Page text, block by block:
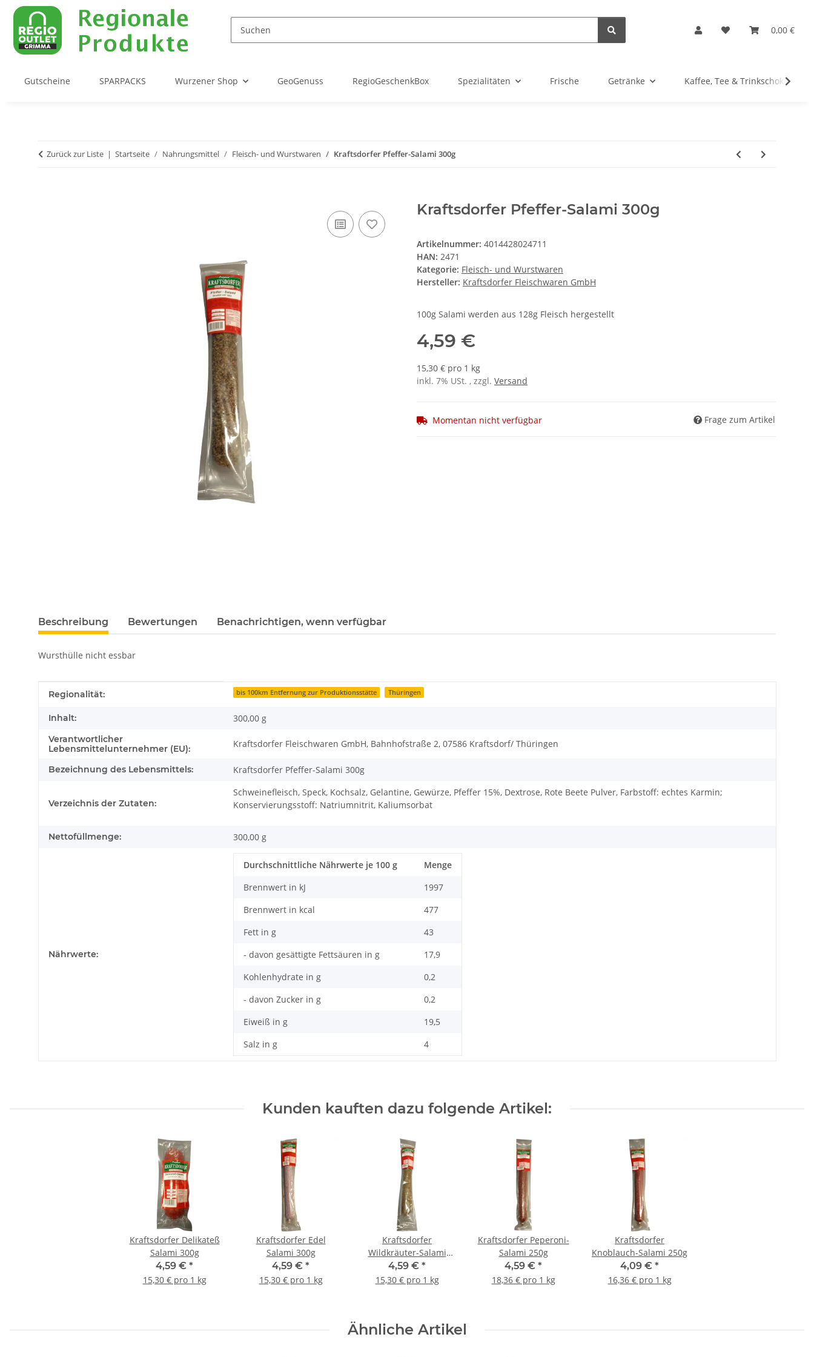
0,00 €
Gutscheine SPARPACKS Wurzener Shop GeoGenuss RegioGeschenkBox Spezialitäten Frische Getränke Kaffee, Tee & Trinkschokolade
Zurück zur Liste Startseite Nahrungsmittel Fleisch- und Wurstwaren Kraftsdorfer Pfeffer-Salami 300g
Kraftsdorfer Pfeffer-Salami 300g
Artikelnummer: 4014428024711
HAN: 2471
Kategorie: Fleisch- und Wurstwaren
Hersteller: Kraftsdorfer Fleischwaren GmbH
100g Salami werden aus 128g Fleisch hergestellt
4,59 €
15,30 € pro 1 kg
inkl. 7% USt. , zzgl. Versand
Momentan nicht verfügbar Frage zum Artikel
Beschreibung Bewertungen Benachrichtigen, wenn verfügbar
Wursthülle nicht essbar
Produkteigenschaft
Wert
Regionalität: bis 100km Entfernung zur Produktionsstätte Thüringen
Inhalt: 300,00 g
Verantwortlicher
Lebensmittelunternehmer (EU):
Kraftsdorfer Fleischwaren GmbH, Bahnhofstraße 2, 07586 Kraftsdorf/ Thüringen
Bezeichnung des Lebensmittels: Kraftsdorfer Pfeffer-Salami 300g
Verzeichnis der Zutaten:
Schweinefleisch, Speck, Kochsalz, Gelantine, Gewürze, Pfeffer 15%, Dextrose, Rote Beete Pulver, Farbstoff: echtes Karmin;
Konservierungsstoff: Natriumnitrit, Kaliumsorbat
Nettofüllmenge: 300,00 g
Nährwerte:
Durchschnittliche Nährwerte je 100 g
Menge
Brennwert in kJ
1997
Brennwert in kcal
477
Fett in g
43
- davon gesättigte Fettsäuren in g
17,9
Kohlenhydrate in g
0,2
- davon Zucker in g
0,2
Eiweiß in g
19,5
Salz in g
4
Kunden kauften dazu folgende Artikel:
Kraftsdorfer Delikateß
Salami 300g
4,59 € *
15,30 € pro 1 kg
Kraftsdorfer Edel
Salami 300g
4,59 € *
15,30 € pro 1 kg
Kraftsdorfer
Wildkräuter-Salami
300g
4,59 € *
15,30 € pro 1 kg
Kraftsdorfer Peperoni-
Salami 250g
4,59 € *
18,36 € pro 1 kg
Kraftsdorfer
Knoblauch-Salami 250g
4,09 € *
16,36 € pro 1 kg
Ähnliche Artikel